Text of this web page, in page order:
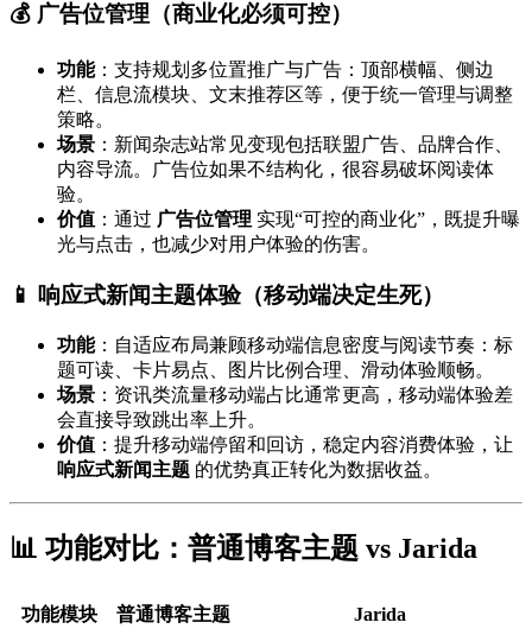
💰 广告位管理（商业化必须可控）
功能：支持规划多位置推广与广告：顶部横幅、侧边
栏、信息流模块、文末推荐区等，便于统一管理与调整
策略。
场景 ：新闻杂志站常见变现包括联盟广告、品牌合作、
内容导流。广告位如果不结构化，很容易破坏阅读体
验。
价值 ：通过 广告位管理 实现“可控的商业化”，既提升曝
光与点击，也减少对用户体验的伤害。
📱 响应式新闻主题体验（移动端决定生死）
功能：自适应布局兼顾移动端信息密度与阅读节奏：标
题可读、卡片易点、图片比例合理、滑动体验顺畅。
场景 ：资讯类流量移动端占比通常更高，移动端体验差
会直接导致跳出率上升。
价值 ：提升移动端停留和回访，稳定内容消费体验，让
响应式新闻主题 的优势真正转化为数据收益。
📊 功能对比：普通博客主题 vs Jarida
功能模块 普通博客主题
Jarida